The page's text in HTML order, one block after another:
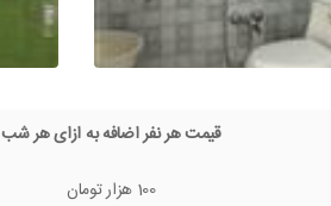
قیمت هر نفر اضافه به ازای هر شب
100 هزار تومان